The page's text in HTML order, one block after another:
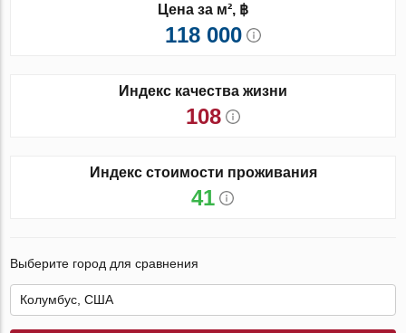
Цена за м², ฿
118 000
Индекс качества жизни
108
Индекс стоимости проживания
41
Выберите город для сравнения